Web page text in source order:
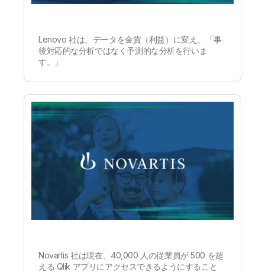
Lenovo 社は、データを金貨（利益）に変え、「事
後対応的な分析ではなく予測的な分析を行いま
す。」
Novartis 社は現在、40,000 人の従業員が 500 を超
える Qlik アプリにアクセスできるようにすること